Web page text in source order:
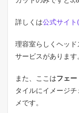
が
良
ス
キ
ル
あ
る
詳しくは公式サイト
理容室らしくヘッ
サービスがあります
また、ここはフェー
タイルにイメージ
メです。